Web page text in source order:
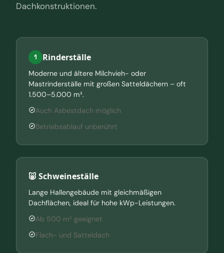
Dachkonstruktionen.
1 Rinderställe
Moderne und ältere Milchvieh- oder
Mastrinderställe mit großen Satteldächern – oft
1.500–5.000 m².
Auch Asbestdach möglich
Betriebsablauf unberührt
🐷 Schweineställe
Lange Hallengebäude mit gleichmäßigen
Dachflächen, ideal für hohe kWp-Leistungen.
Ab 500 m² geeignet
Flach- und Satteldach